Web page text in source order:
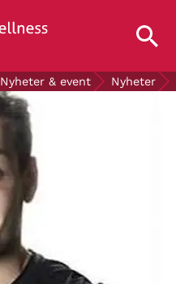
Nyheter & event Nyheter